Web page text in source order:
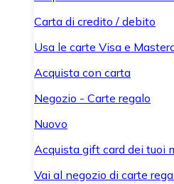
Carta di credito / debito
Usa le carte Visa e
Acquista con carta
Negozio - Carte regalo
Nuovo
Acquista gift card dei tuoi
Vai al negozio di carte